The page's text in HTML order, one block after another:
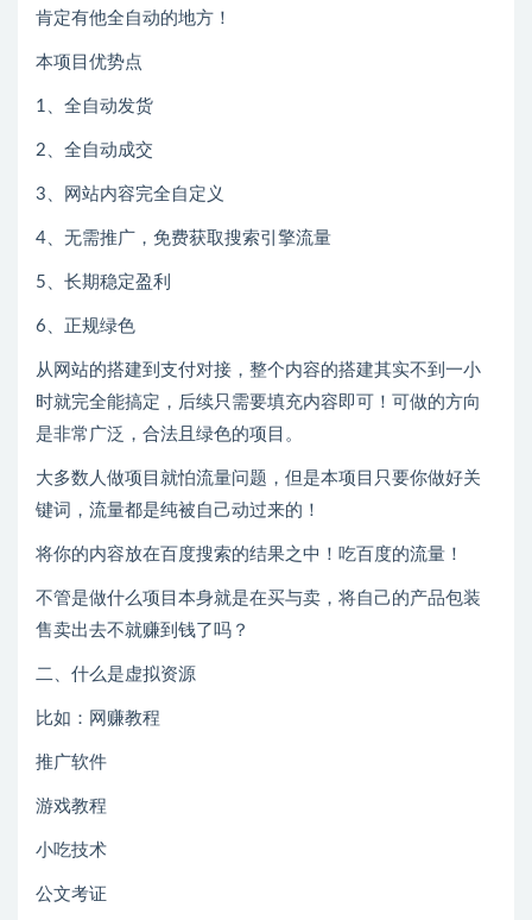
肯定有他全自动的地方！
本项目优势点
1、全自动发货
2、全自动成交
3、网站内容完全自定义
4、无需推广，免费获取搜索引擎流量
5、长期稳定盈利
6、正规绿色
从网站的搭建到支付对接，整个内容的搭建其实不到一小
时就完全能搞定，后续只需要填充内容即可！可做的方向
是非常广泛，合法且绿色的项目。
大多数人做项目就怕流量问题，但是本项目只要你做好关
键词，流量都是纯被自己动过来的！
将你的内容放在百度搜索的结果之中！吃百度的流量！
不管是做什么项目本身就是在买与卖，将自己的产品包装
售卖出去不就赚到钱了吗？
二、什么是虚拟资源
比如：网赚教程
推广软件
游戏教程
小吃技术
公文考证